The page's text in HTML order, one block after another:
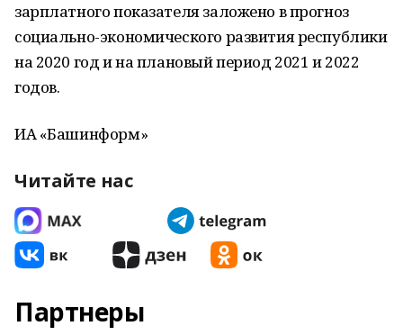
зарплатного показателя заложено в прогноз
социально-экономического развития республики
на 2020 год и на плановый период 2021 и 2022
годов.
ИА «Башинформ»
Читайте нас
Партнеры